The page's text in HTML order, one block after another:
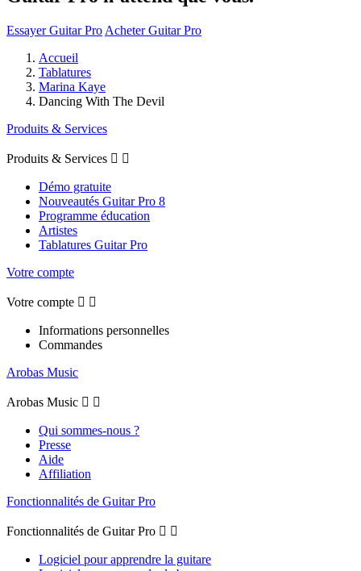
Essayer Guitar Pro Acheter Guitar Pro
Accueil
Tablatures
Marina Kaye
Dancing With The Devil
Produits & Services
Produits & Services  
Démo gratuite
Nouveautés Guitar Pro 8
Programme éducation
Artistes
Tablatures Guitar Pro
Votre compte
Votre compte  
Informations personnelles
Commandes
Arobas Music
Arobas Music  
Qui sommes-nous ?
Presse
Aide
Affiliation
Fonctionnalités de Guitar Pro
Fonctionnalités de Guitar Pro  
Logiciel pour apprendre la guitare